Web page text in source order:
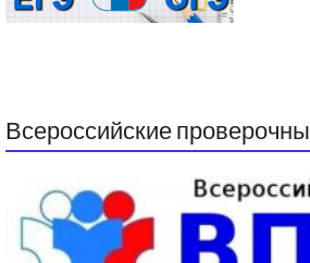
Всероссийские